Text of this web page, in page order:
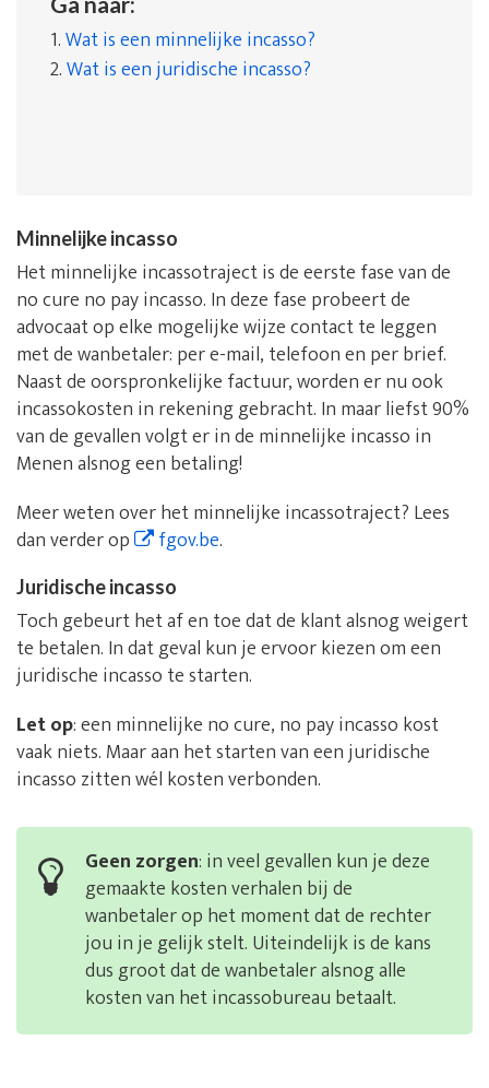
1.Wat is een minnelijke incasso?
2.Wat is een juridische incasso?
Minnelijke incasso
Het minnelijke incassotraject is de eerste fase van de
no cure no pay incasso. In deze fase probeert de
advocaat op elke mogelijke wijze contact te leggen
met de wanbetaler: per e-mail, telefoon en per brief.
Naast de oorspronkelijke factuur, worden er nu ook
incassokosten in rekening gebracht. In maar liefst 90%
van de gevallen volgt er in de minnelijke incasso in
Menen alsnog een betaling!
Meer weten over het minnelijke incassotraject? Lees
dan verder op
fgov.be.
Juridische incasso
Toch gebeurt het af en toe dat de klant alsnog weigert
te betalen. In dat geval kun je ervoor kiezen om een
juridische incasso te starten.
Let op: een minnelijke no cure, no pay incasso kost
vaak niets. Maar aan het starten van een juridische
incasso zitten wél kosten verbonden.
Geen zorgen: in veel gevallen kun je deze
gemaakte kosten verhalen bij de
wanbetaler op het moment dat de rechter
jou in je gelijk stelt. Uiteindelijk is de kans
dus groot dat de wanbetaler alsnog alle
kosten van het incassobureau betaalt.